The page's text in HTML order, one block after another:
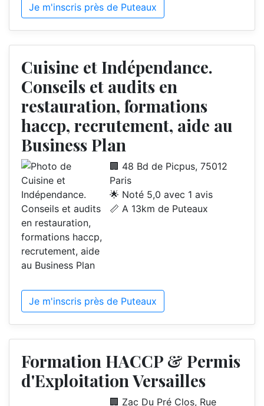
Je m'inscris près de Puteaux
Cuisine et Indépendance.
Conseils et audits en
restauration, formations
haccp, recrutement, aide au
Business Plan
🏢 48 Bd de Picpus, 75012
Paris
🌟 Noté 5,0 avec 1 avis
📏 A 13km de Puteaux
Je m'inscris près de Puteaux
Formation HACCP & Permis
d'Exploitation Versailles
🏢 Zac Du Pré Clos, Rue